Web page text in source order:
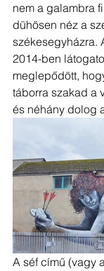
nem a galambra
dühösen néz a
székesegyházra.
2014-ben
meglepődött,
táborra szakad a
és néhány dolog
A séf című (vagy